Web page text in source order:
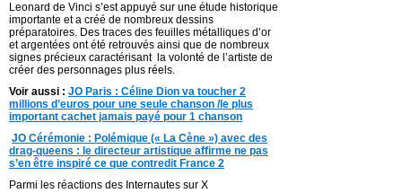
Leonard de Vinci s’est appuyé sur une étude historique
importante et a créé de nombreux dessins
préparatoires. Des traces des feuilles métalliques d’or
et argentées ont été retrouvés ainsi que de nombreux
signes précieux caractérisant la volonté de l’artiste de
créer des personnages plus réels.
Voir aussi : JO Paris : Céline Dion va toucher 2
millions d’euros pour une seule chanson /le plus
important cachet jamais payé pour 1 chanson
JO Cérémonie : Polémique (« La Cène ») avec des
drag-queens : le directeur artistique affirme ne pas
s’en être inspiré ce que contredit France 2
Parmi les réactions des Internautes sur X